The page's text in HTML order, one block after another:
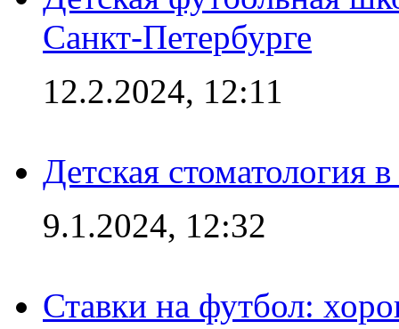
Санкт-Петербурге
12.2.2024, 12:11
Детская стоматология
9.1.2024, 12:32
Ставки на футбол: